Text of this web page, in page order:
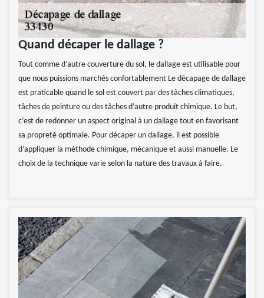
Quand décaper le dallage ?
Tout comme d’autre couverture du sol, le dallage est utilisable pour
que nous puissions marchés confortablement Le décapage de dallage
est praticable quand le sol est couvert par des tâches climatiques,
tâches de peinture ou des tâches d’autre produit chimique. Le but,
c’est de redonner un aspect original à un dallage tout en favorisant
sa propreté optimale. Pour décaper un dallage, il est possible
d’appliquer la méthode chimique, mécanique et aussi manuelle. Le
choix de la technique varie selon la nature des travaux à faire.